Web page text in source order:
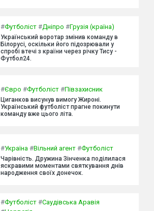
#Футболіст #Дніпро #Грузія (країна)
Український воротар змінив команду в
Білорусі, оскільки його підозрювали у
спробі втечі з країни через річку Тису -
Футбол24.
#Євро #Футболіст #Півзахисник
Циганков висунув вимогу Жироні.
Український футболіст прагне покинути
команду вже цього літа.
#Україна #Вільний агент #Футболіст
Чарівність. Дружина Зінченка поділилася
яскравими моментами святкування днів
народження своїх донечок.
#Футболіст #Саудівська Аравія